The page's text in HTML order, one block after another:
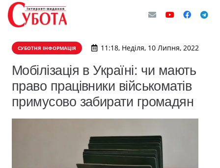
СУБОТНЯ ІНФОРМАЦІЯ 11:18, Неділя, 10 Липня, 2022
Мобілізація в Україні: чи мають
право працівники військоматів
примусово забирати громадян